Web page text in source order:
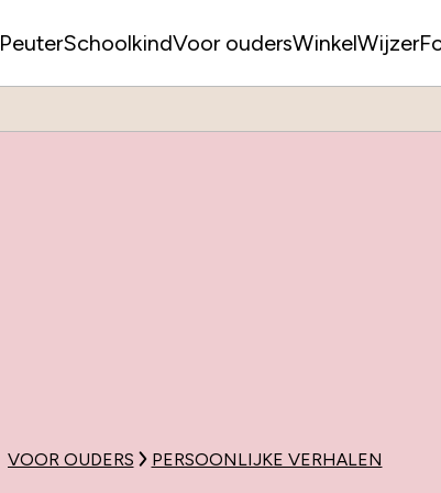
PeuterSchoolkindVoor oudersWinkelWijzer
VOOR OUDERS PERSOONLIJKE VERHALEN